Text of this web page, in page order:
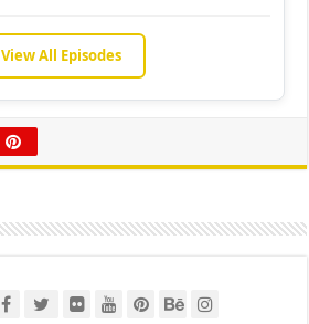
View All Episodes